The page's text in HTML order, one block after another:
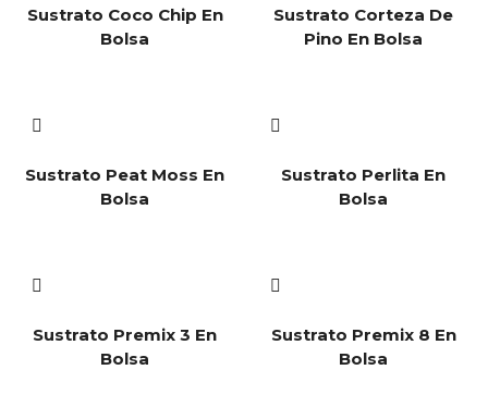
Sustrato Coco Chip En
Bolsa
Sustrato Corteza De
Pino En Bolsa
Sustrato Peat Moss En
Bolsa
Sustrato Perlita En
Bolsa
Sustrato Premix 3 En
Bolsa
Sustrato Premix 8 En
Bolsa